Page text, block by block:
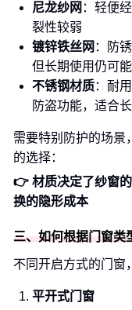
尼龙纱网 ：轻便
裂性较弱
镀锌铁丝网 ：防
但长期使用仍可
不锈钢材质：耐
防盗功能，适合
需要特别防护的场景
的选择：
👉 材质决定了纱窗
换的隐形成本
三、如何根据门窗类
不同开启方式的门窗
平开式门窗